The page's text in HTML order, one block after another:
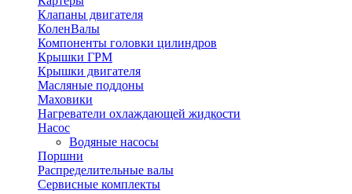
Клапаны двигателя
КоленВалы
Компоненты головки цилиндров
Крышки ГРМ
Крышки двигателя
Масляные поддоны
Маховики
Нагреватели охлаждающей жидкости
Насос
Водяные насосы
Поршни
Распределительные валы
Сервисные комплекты